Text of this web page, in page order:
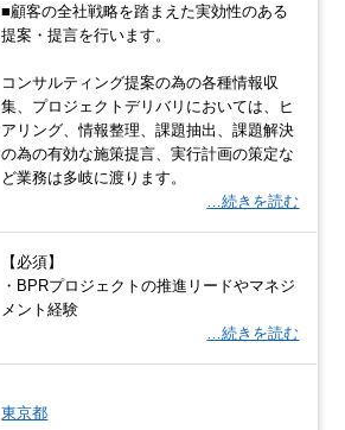
■顧客の全社戦略を踏まえた実効性のある
提案・提言を行います。
コンサルティング提案の為の各種情報収
集、プロジェクトデリバリにおいては、ヒ
アリング、情報整理、課題抽出、課題解決
の為の有効な施策提言、実行計画の策定な
ど業務は多岐に渡ります。
…続きを読む
【必須】
・BPRプロジェクトの推進リードやマネジ
メント経験
…続きを読む
東京都